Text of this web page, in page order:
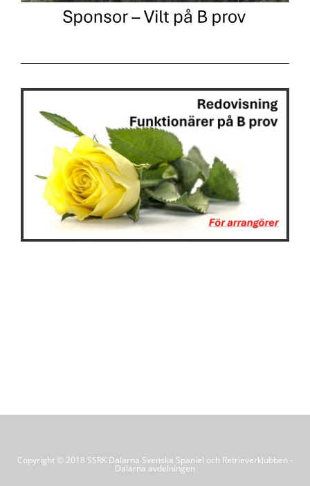
Copyright © 2018 SSRK Dalarna Svenska Spaniel och Retrieverklubben -
Dalarna avdelningen